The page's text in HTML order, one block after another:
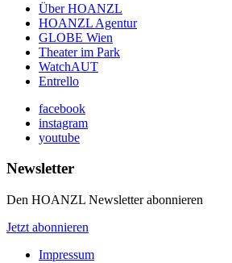
Über HOANZL
HOANZL Agentur
GLOBE Wien
Theater im Park
WatchAUT
Entrello
facebook
instagram
youtube
Newsletter
Den HOANZL Newsletter abonnieren
Jetzt abonnieren
Impressum